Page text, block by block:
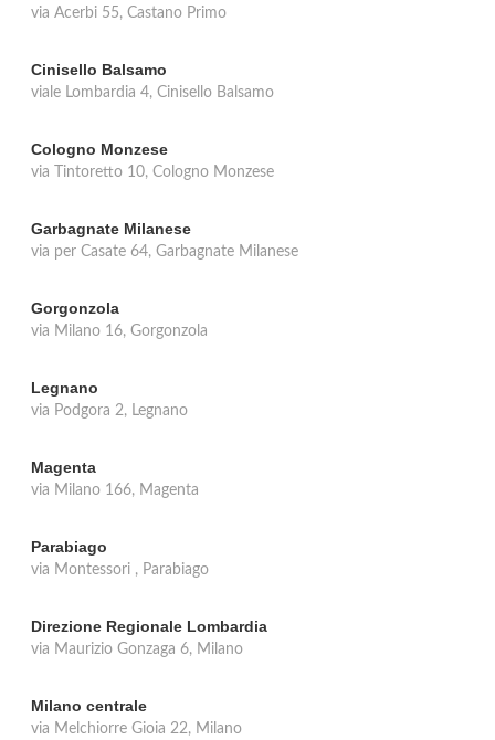
via Acerbi 55, Castano Primo
Cinisello Balsamo
viale Lombardia 4, Cinisello Balsamo
Cologno Monzese
via Tintoretto 10, Cologno Monzese
Garbagnate Milanese
via per Casate 64, Garbagnate Milanese
Gorgonzola
via Milano 16, Gorgonzola
Legnano
via Podgora 2, Legnano
Magenta
via Milano 166, Magenta
Parabiago
via Montessori , Parabiago
Direzione Regionale Lombardia
via Maurizio Gonzaga 6, Milano
Milano centrale
via Melchiorre Gioia 22, Milano